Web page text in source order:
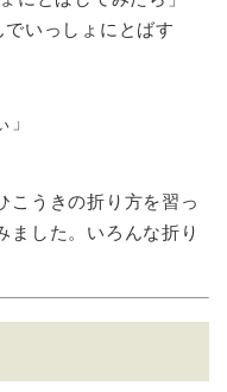
いっしょにとばす
こうきの折り方を習っ
ました。いろんな折り